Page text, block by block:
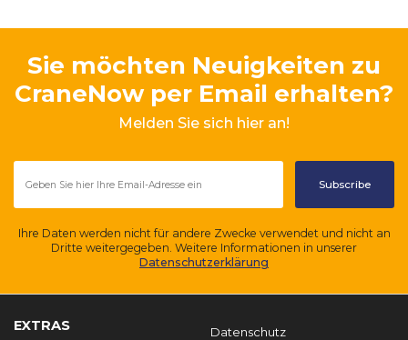
Sie möchten Neuigkeiten zu
CraneNow per Email erhalten?
Melden Sie sich hier an!
Ihre Daten werden nicht für andere Zwecke verwendet und nicht an
Dritte weitergegeben. Weitere Informationen in unserer
Datenschutzerklärung
EXTRAS Datenschutz